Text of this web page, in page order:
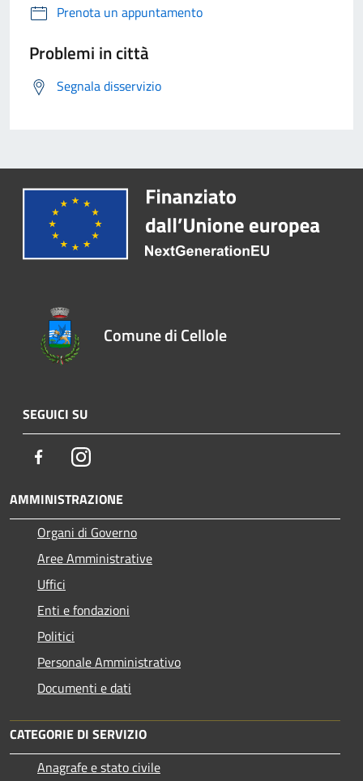
Prenota un appuntamento
Problemi in città
Segnala disservizio
Comune di Cellole
SEGUICI SU
FacebookInstagram
AMMINISTRAZIONE
Organi di Governo
Aree Amministrative
Uffici
Enti e fondazioni
Politici
Personale Amministrativo
Documenti e dati
CATEGORIE DI SERVIZIO
Anagrafe e stato civile